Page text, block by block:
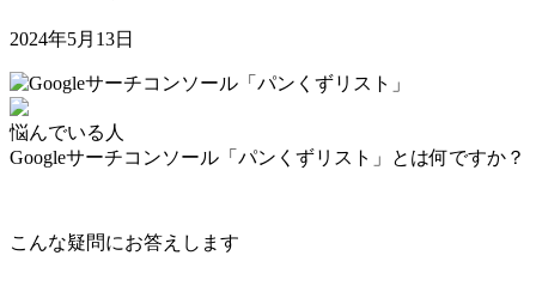
2024年5月13日
悩んでいる人
Googleサーチコンソール「パンくずリスト」とは何ですか？
こんな疑問にお答えします